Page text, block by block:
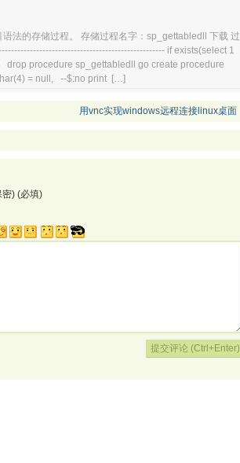
法的存储过程。 存储过程名字：sp_gettabledll 下载 过
if exists(select 1
procedure sp_gettabledll go create procedure
= null, --$:no print […]
用vnc实现windows远程连接linux桌面
密) (必填)